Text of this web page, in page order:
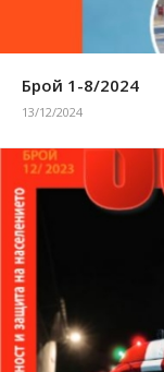
Брой 1-8/2024
13/12/2024